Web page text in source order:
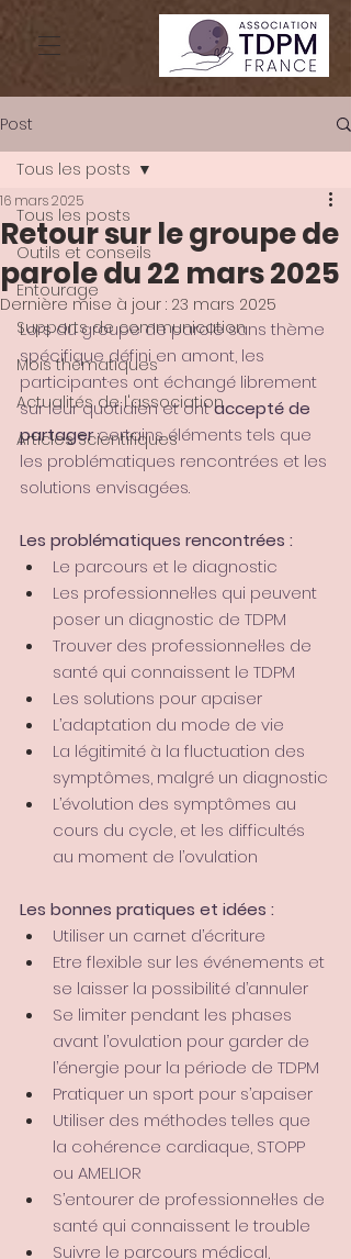
Post
Tous les posts
Outils et conseils
Entourage
Supports de communication
Mois thématiques
Actualités de l'association
Articles Scientifiques
Tous les posts
Retour sur le groupe de
parole du 22 mars 2025
16 mars 2025
Dernière mise à jour : 23 mars 2025
Lors du groupe de parole sans thème
spécifique défini en amont, les
participant·es ont échangé librement
sur leur quotidien et ont accepté de
partager certains éléments tels que
les problématiques rencontrées et les
solutions envisagées.
Les problématiques rencontrées :
Le parcours et le diagnostic
Les professionnel·les qui peuvent
poser un diagnostic de TDPM
Trouver des professionnel·les de
santé qui connaissent le TDPM
Les solutions pour apaiser
L’adaptation du mode de vie
La légitimité à la fluctuation des
symptômes, malgré un diagnostic
L’évolution des symptômes au
cours du cycle, et les difficultés
au moment de l’ovulation
Les bonnes pratiques et idées :
Utiliser un carnet d’écriture
Etre flexible sur les événements et
se laisser la possibilité d’annuler
Se limiter pendant les phases
avant l’ovulation pour garder de
l’énergie pour la période de TDPM
Pratiquer un sport pour s’apaiser
Utiliser des méthodes telles que
la cohérence cardiaque, STOPP
ou AMELIOR
S’entourer de professionnel·les de
santé qui connaissent le trouble
Suivre le parcours médical,